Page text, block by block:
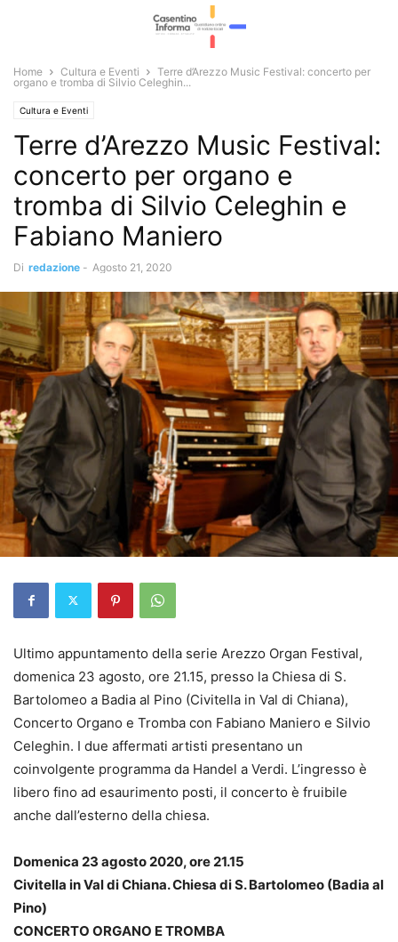
Home Cultura e Eventi
Terre d’Arezzo Music Festival: concerto per
organo e tromba di Silvio Celeghin...
Cultura e Eventi
Terre d’Arezzo Music Festival:
concerto per organo e
tromba di Silvio Celeghin e
Fabiano Maniero
Di redazione - Agosto 21, 2020
Ultimo appuntamento della serie Arezzo Organ Festival,
domenica 23 agosto, ore 21.15, presso la Chiesa di S.
Bartolomeo a Badia al Pino (Civitella in Val di Chiana),
Concerto Organo e Tromba con Fabiano Maniero e Silvio
Celeghin. I due affermati artisti presentano un
coinvolgente programma da Handel a Verdi. L’ingresso è
libero fino ad esaurimento posti, il concerto è fruibile
anche dall’esterno della chiesa.
Domenica 23 agosto 2020, ore 21.15
Civitella in Val di Chiana. Chiesa di S. Bartolomeo (Badia al
Pino)
CONCERTO ORGANO E TROMBA